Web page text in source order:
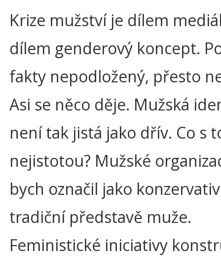
Krize mužství je dílem
dílem genderový koncept.
fakty nepodložený, přesto
Asi se něco děje. Mužská
není tak jistá jako dřív. Co s
nejistotou? Mužské
bych označil jako
tradiční představě muže.
Feministické iniciativy